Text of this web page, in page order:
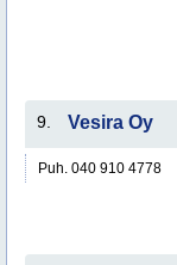
9. Vesira Oy
Puh. 040 910 4778